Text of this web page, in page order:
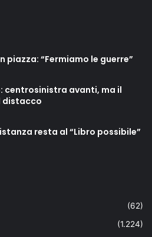
piazza: “Fermiamo le guerre”
centrosinistra avanti, ma il
distacco
resta al “Libro possibile”
(62)
(1.224)